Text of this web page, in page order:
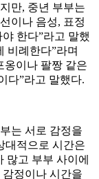
만, 중년 부부는
이나 음성, 표정
한다”라고 말했
비례한다”라며
옹이나 팔짱 같은
다”라고 말했다.
는 서로 감정을
대적으로 시간은
많고 부부 사이에
정이나 시간을